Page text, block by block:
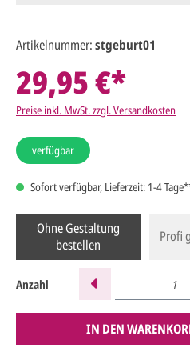
29,95 €*
Preise inkl. MwSt. zzgl. Versandkosten
verfügbar
Sofort verfügbar, Lieferzeit: 1-4
Ohne Gestaltung
bestellen
Profi
Anzahl
IN DEN
Artikelnummer:stgeburt01